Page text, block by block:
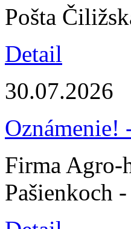
Pošta
Detail
30.07.2026
Oznámenie!
Firma Agro-
Pašienkoch